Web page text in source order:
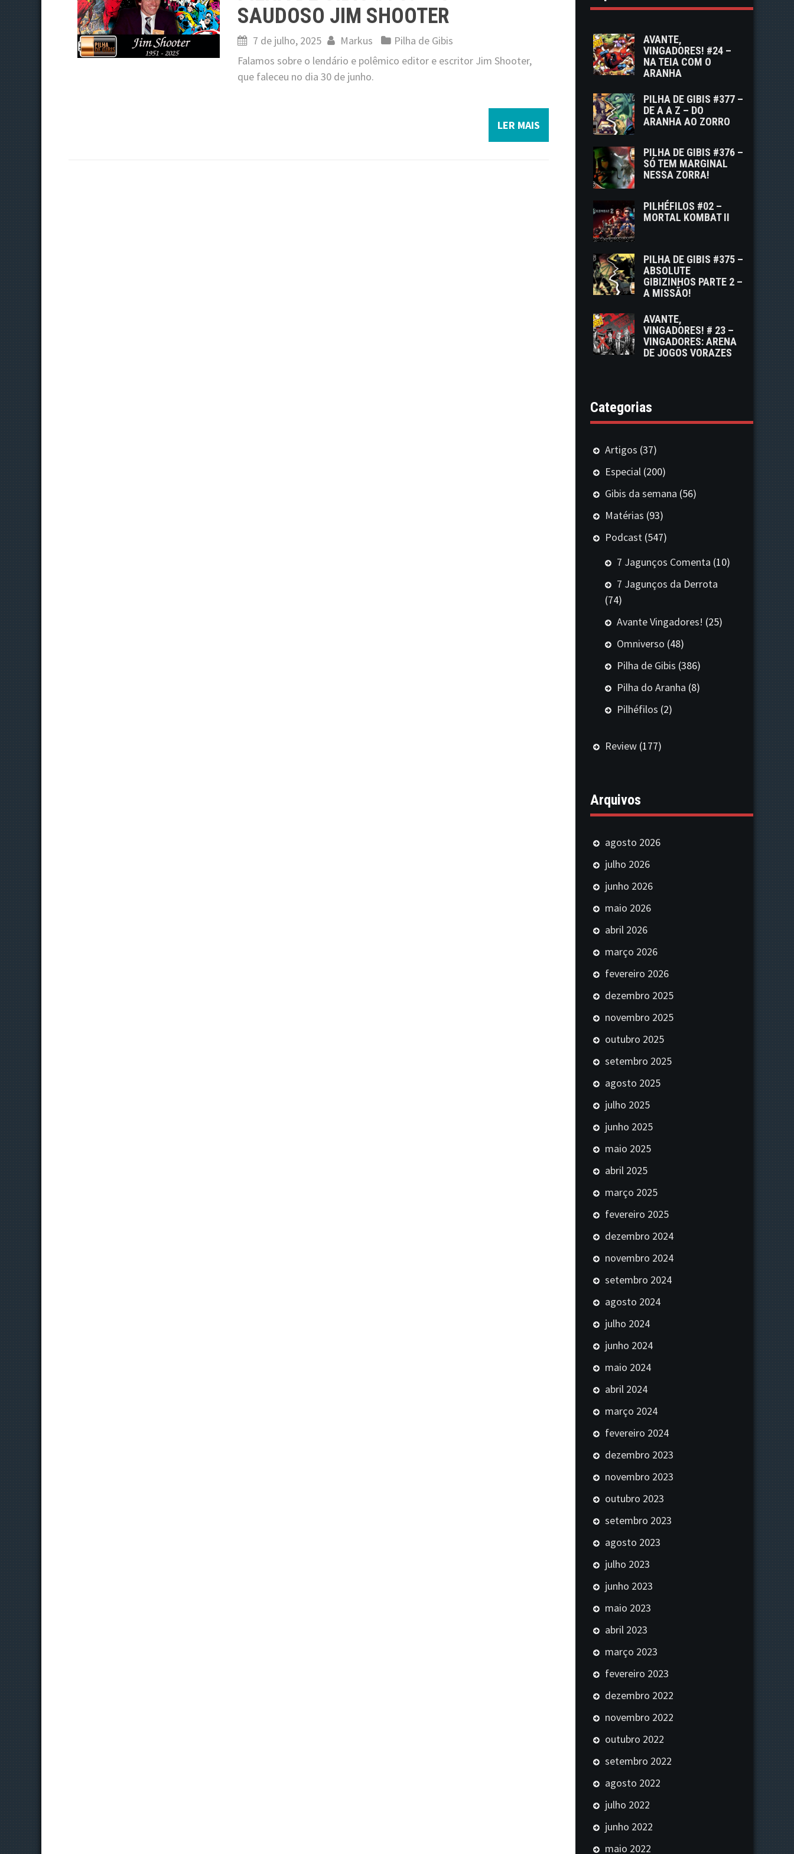
SAUDOSO JIM SHOOTER
7 de julho, 2025 Markus
Pilha de Gibis
Falamos sobre o lendário e polêmico editor e escritor Jim Shooter,
que faleceu no dia 30 de junho.
LER MAIS
AVANTE,
VINGADORES! #24 –
NA TEIA COM O
ARANHA
PILHA DE GIBIS #377 –
DE A A Z – DO
ARANHA AO ZORRO
PILHA DE GIBIS #376 –
SÓ TEM MARGINAL
NESSA ZORRA!
PILHÉFILOS #02 –
MORTAL KOMBAT II
PILHA DE GIBIS #375 –
ABSOLUTE
GIBIZINHOS PARTE 2 –
A MISSÃO!
AVANTE,
VINGADORES! # 23 –
VINGADORES: ARENA
DE JOGOS VORAZES
Categorias
Artigos (37)
Especial (200)
Gibis da semana (56)
Matérias (93)
Podcast (547)
7 Jagunços Comenta (10)
7 Jagunços da Derrota
(74)
Avante Vingadores! (25)
Omniverso (48)
Pilha de Gibis (386)
Pilha do Aranha (8)
Pilhéfilos (2)
Review (177)
Arquivos
agosto 2026
julho 2026
junho 2026
maio 2026
abril 2026
março 2026
fevereiro 2026
dezembro 2025
novembro 2025
outubro 2025
setembro 2025
agosto 2025
julho 2025
junho 2025
maio 2025
abril 2025
março 2025
fevereiro 2025
dezembro 2024
novembro 2024
setembro 2024
agosto 2024
julho 2024
junho 2024
maio 2024
abril 2024
março 2024
fevereiro 2024
dezembro 2023
novembro 2023
outubro 2023
setembro 2023
agosto 2023
julho 2023
junho 2023
maio 2023
abril 2023
março 2023
fevereiro 2023
dezembro 2022
novembro 2022
outubro 2022
setembro 2022
agosto 2022
julho 2022
junho 2022
maio 2022